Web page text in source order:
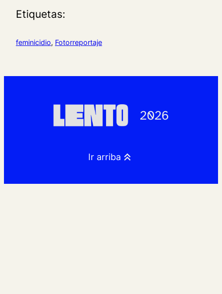
Etiquetas:
feminicidio, Fotorreportaje
Ir arriba